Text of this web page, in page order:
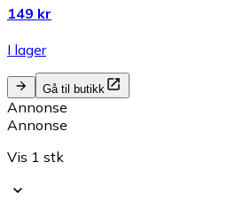
149 kr
I lager
Gå til butikk
Annonse
Annonse
Vis 1 stk